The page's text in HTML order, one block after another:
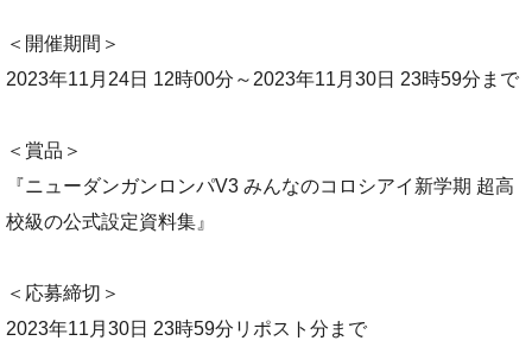
＜開催期間＞
2023年11月24日 12時00分～2023年11月30日 23時59分まで
＜賞品＞
『ニューダンガンロンパV3 みんなのコロシアイ新学期 超高
校級の公式設定資料集』
＜応募締切＞
2023年11月30日 23時59分リポスト分まで